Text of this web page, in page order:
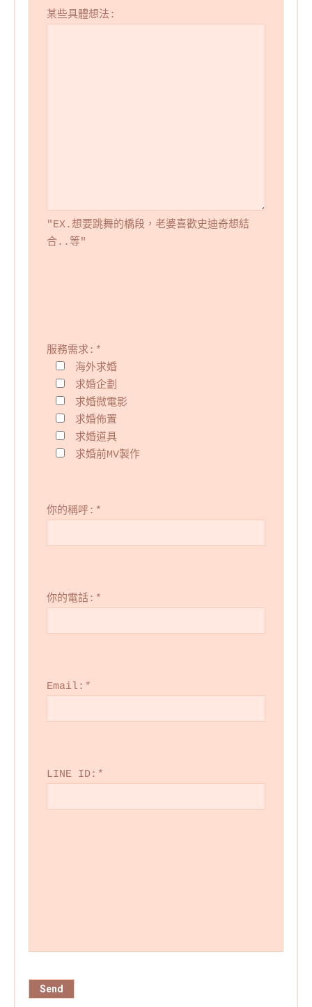
某些具體想法:
"EX.想要跳舞的橋段，老婆喜歡史迪奇想結
合..等"
服務需求: *
海外求婚
求婚企劃
求婚微電影
求婚佈置
求婚道具
求婚前MV製作
你的稱呼: *
你的電話: *
Email: *
LINE ID: *